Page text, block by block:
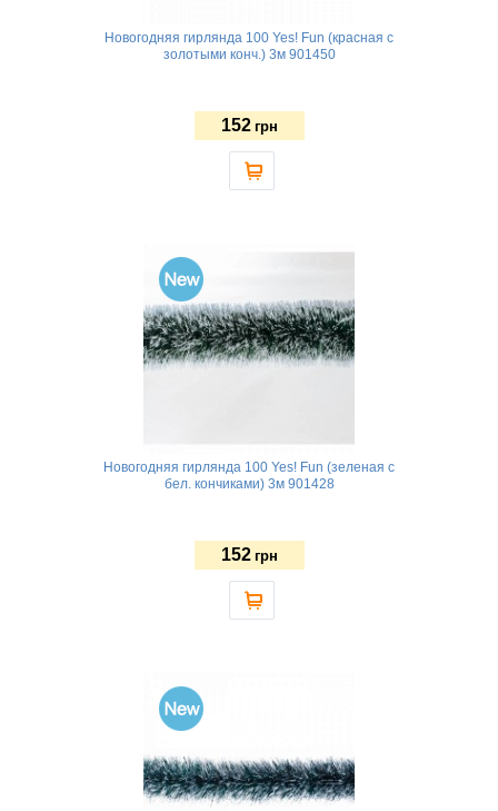
Новогодняя гирлянда 100 Yes! Fun (красная с
золотыми конч.) 3м 901450
152 грн
Новогодняя гирлянда 100 Yes! Fun (зеленая с
бел. кончиками) 3м 901428
152 грн